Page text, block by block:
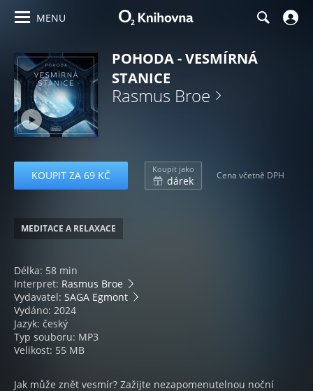
MENU
POHODA - VESMÍRNÁ
STANICE
Rasmus Broe
KOUPIT ZA 69 KČ Koupit jako
dárek Cena včetně DPH
MEDITACE A RELAXACE
Délka: 58 min
Interpret: Rasmus Broe
Vydavatel: SAGA Egmont
Vydáno: 2024
Jazyk: český
Typ souboru: MP3
Velikost: 55 MB
Jak může znět vesmír? Zažijte nezapomenutelnou noční